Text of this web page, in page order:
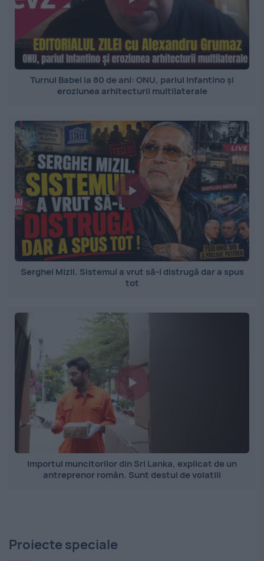
Turnul Babel la 80 de ani: ONU, pariul Infantino și
eroziunea arhitecturii multilaterale
Serghei Mizil. Sistemul a vrut să-l distrugă dar a spus
tot
Importul muncitorilor din Sri Lanka, explicat de un
antreprenor român. Sunt destul de volatili
Proiecte speciale